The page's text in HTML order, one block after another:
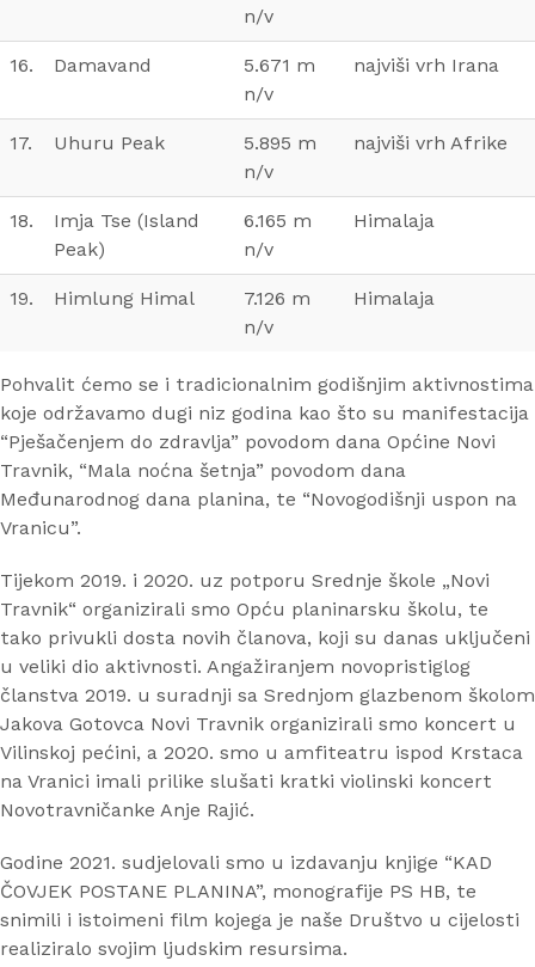
n/v
16. Damavand
5.671 m
n/v
najviši vrh Irana
17. Uhuru Peak
5.895 m
n/v
najviši vrh Afrike
18.
Imja Tse (Island
Peak)
6.165 m
n/v
Himalaja
19. Himlung Himal
7.126 m
n/v
Himalaja
Pohvalit ćemo se i tradicionalnim godišnjim aktivnostima
koje održavamo dugi niz godina kao što su manifestacija
“Pješačenjem do zdravlja” povodom dana Općine Novi
Travnik, “Mala noćna šetnja” povodom dana
Međunarodnog dana planina, te “Novogodišnji uspon na
Vranicu”.
Tijekom 2019. i 2020. uz potporu Srednje škole „Novi
Travnik“ organizirali smo Opću planinarsku školu, te
tako privukli dosta novih članova, koji su danas uključeni
u veliki dio aktivnosti. Angažiranjem novopristiglog
članstva 2019. u suradnji sa Srednjom glazbenom školom
Jakova Gotovca Novi Travnik organizirali smo koncert u
Vilinskoj pećini, a 2020. smo u amfiteatru ispod Krstaca
na Vranici imali prilike slušati kratki violinski koncert
Novotravničanke Anje Rajić.
Godine 2021. sudjelovali smo u izdavanju knjige “KAD
ČOVJEK POSTANE PLANINA”, monografije PS HB, te
snimili i istoimeni film kojega je naše Društvo u cijelosti
realiziralo svojim ljudskim resursima.